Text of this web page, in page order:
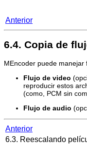
Anterior
6.4. Copia de
MEncoder puede manejar
Flujo de video
reproducir estos
(como, PCM sin
Flujo de audio
Anterior
6.3. Reescalando